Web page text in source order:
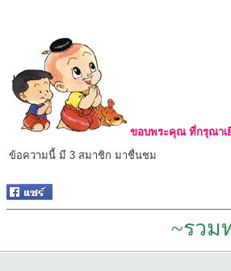
ขอบพระคุณ ที่กรุณาเ
ข้อความนี้ มี 3 สมาชิก มาชื่นชม
~รวม